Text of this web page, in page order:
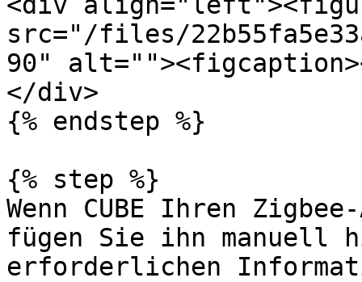
src="/files/
90"
</div>
{% endstep %}
{% step %}
Wenn CUBE Ihren
fügen Sie ihn manuell
erforderlichen